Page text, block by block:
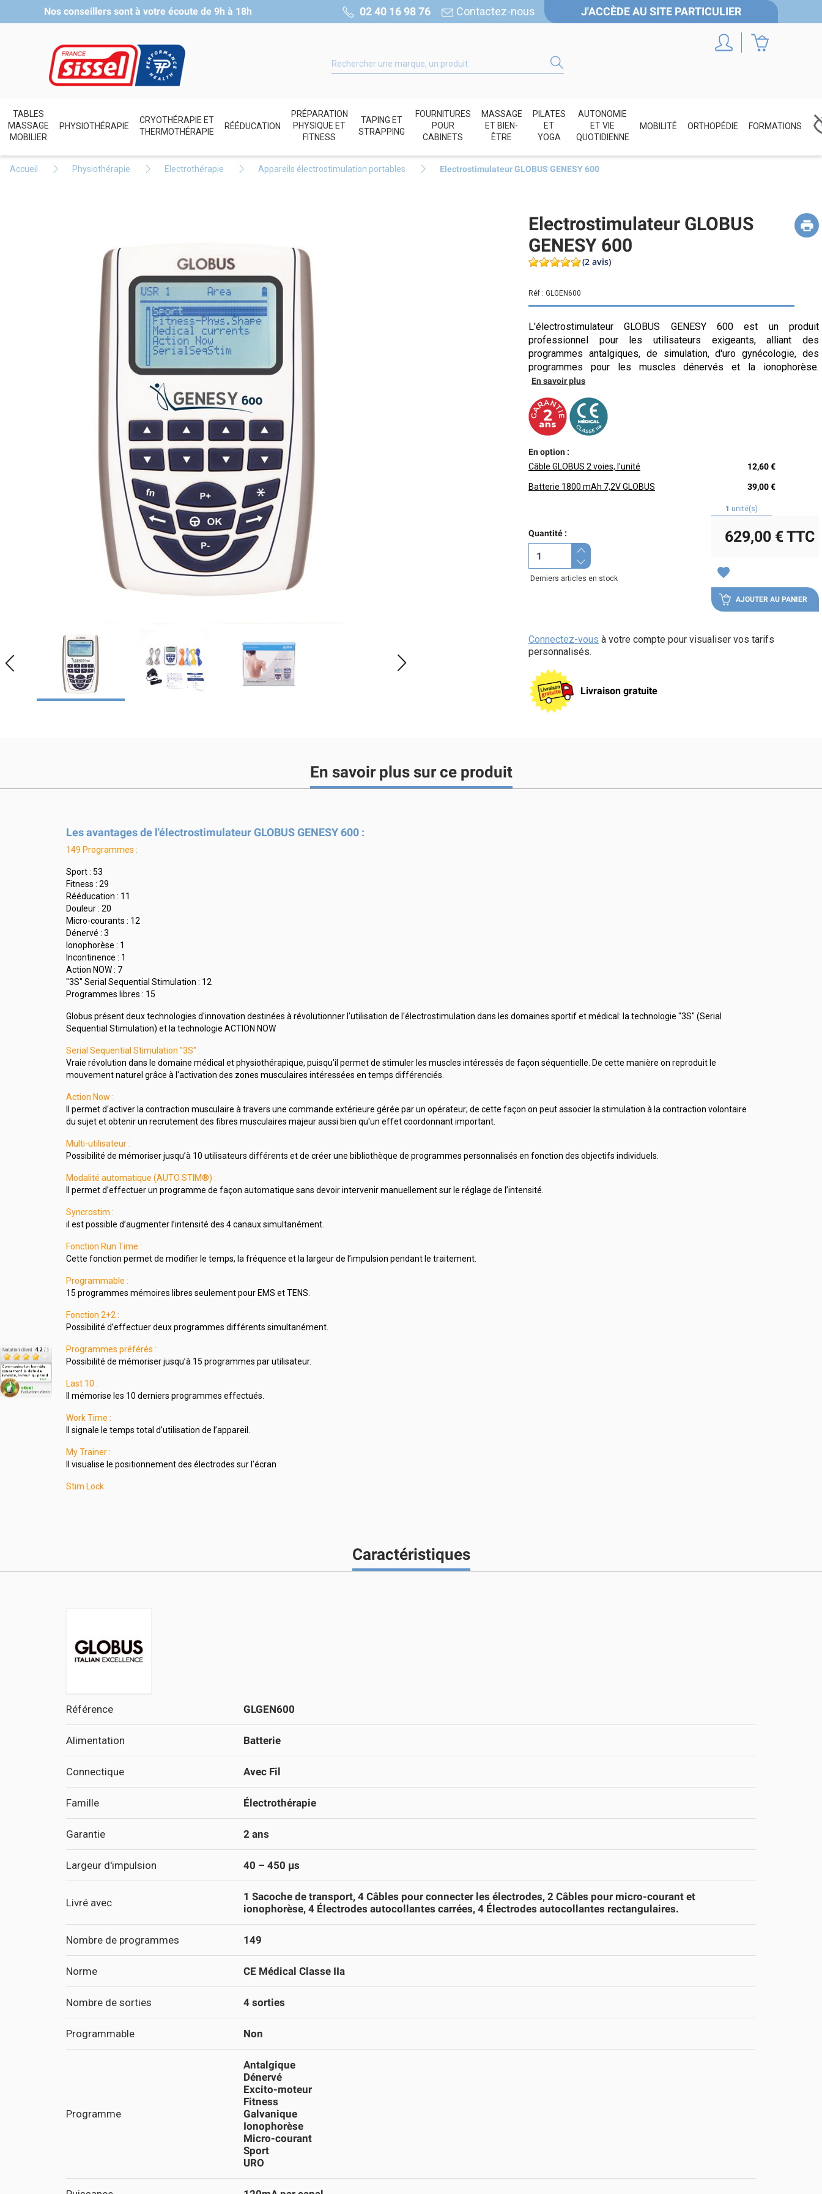
Nos conseillers sont à votre écoute de 9h à 18h 02 40 16 98 76 Contactez-nous J'ACCÈDE AU SITE PARTICULIER
TABLES
MASSAGE
MOBILIER
PHYSIOTHÉRAPIE
CRYOTHÉRAPIE ET
THERMOTHÉRAPIE
RÉÉDUCATION
PRÉPARATION
PHYSIQUE ET
FITNESS
TAPING ET
STRAPPING
FOURNITURES
POUR
CABINETS
MASSAGE
ET BIEN-
ÊTRE
PILATES
ET
YOGA
AUTONOMIE
ET VIE
QUOTIDIENNE
MOBILITÉ ORTHOPÉDIE FORMATIONS
Accueil Physiothérapie Electrothérapie Appareils électrostimulation portables Electrostimulateur GLOBUS GENESY 600
Electrostimulateur GLOBUS
GENESY 600
(2 avis)
Réf : GLGEN600
L'électrostimulateur GLOBUS GENESY 600 est un produit
professionnel pour les utilisateurs exigeants, alliant des
programmes antalgiques, de simulation, d'uro gynécologie, des
programmes pour les muscles dénervés et la ionophorèse.
En savoir plus
En option :
Câble GLOBUS 2 voies, l'unité
12,60 €
Batterie 1800 mAh 7,2V GLOBUS 39,00 €
Quantité :
Derniers articles en stock
1 unité(s)
629,00 €TTC
favorite
AJOUTER AU PANIER
Connectez-vous à votre compte pour visualiser vos tarifs
personnalisés.
Livraison gratuite
En savoir plus sur ce produit
Les avantages de l'électrostimulateur GLOBUS GENESY 600 :
149 Programmes :
Sport : 53
Fitness : 29
Rééducation : 11
Douleur : 20
Micro-courants : 12
Dénervé : 3
Ionophorèse : 1
Incontinence : 1
Action NOW : 7
"3S" Serial Sequential Stimulation : 12
Programmes libres : 15
Globus présent deux technologies d'innovation destinées à révolutionner l'utilisation de l'électrostimulation dans les domaines sportif et médical: la technologie "3S" (Serial
Sequential Stimulation) et la technologie ACTION NOW
Serial Sequential Stimulation "3S" :
Vraie révolution dans le domaine médical et physiothérapique, puisqu'il permet de stimuler les muscles intéressés de façon séquentielle. De cette manière on reproduit le
mouvement naturel grâce à l'activation des zones musculaires intéressées en temps différenciés.
Action Now :
Il permet d'activer la contraction musculaire à travers une commande extérieure gérée par un opérateur; de cette façon on peut associer la stimulation à la contraction volontaire
du sujet et obtenir un recrutement des fibres musculaires majeur aussi bien qu'un effet coordonnant important.
Multi-utilisateur :
Possibilité de mémoriser jusqu’à 10 utilisateurs différents et de créer une bibliothèque de programmes personnalisés en fonction des objectifs individuels.
Modalité automatique (AUTO STIM®) :
Il permet d’effectuer un programme de façon automatique sans devoir intervenir manuellement sur le réglage de l’intensité.
Syncrostim :
il est possible d’augmenter l’intensité des 4 canaux simultanément.
Fonction Run Time :
Cette fonction permet de modifier le temps, la fréquence et la largeur de l’impulsion pendant le traitement.
Programmable :
15 programmes mémoires libres seulement pour EMS et TENS.
Fonction 2+2 :
Possibilité d’effectuer deux programmes différents simultanément.
Programmes préférés :
Possibilité de mémoriser jusqu’à 15 programmes par utilisateur.
Last 10 :
Il mémorise les 10 derniers programmes effectués.
Work Time :
Il signale le temps total d’utilisation de l’appareil.
My Trainer :
Il visualise le positionnement des électrodes sur l’écran
Stim Lock
Caractéristiques
Référence GLGEN600
Alimentation Batterie
Connectique Avec Fil
Famille Électrothérapie
Garantie 2 ans
Largeur d'impulsion 40 – 450 µs
Livré avec
1 Sacoche de transport, 4 Câbles pour connecter les électrodes, 2 Câbles pour micro-courant et
ionophorèse, 4 Électrodes autocollantes carrées, 4 Électrodes autocollantes rectangulaires.
Nombre de programmes 149
Norme CE Médical Classe IIa
Nombre de sorties 4 sorties
Programmable Non
Programme
Antalgique
Dénervé
Excito-moteur
Fitness
Galvanique
Ionophorèse
Micro-courant
Sport
URO